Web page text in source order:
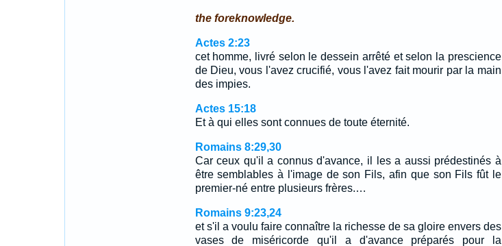
the foreknowledge.
Actes 2:23
cet homme, livré selon le dessein arrêté et selon la prescience
de Dieu, vous l'avez crucifié, vous l'avez fait mourir par la main
des impies.
Actes 15:18
Et à qui elles sont connues de toute éternité.
Romains 8:29,30
Car ceux qu'il a connus d'avance, il les a aussi prédestinés à
être semblables à l'image de son Fils, afin que son Fils fût le
premier-né entre plusieurs frères.…
Romains 9:23,24
et s'il a voulu faire connaître la richesse de sa gloire envers des
vases de miséricorde qu'il a d'avance préparés pour la